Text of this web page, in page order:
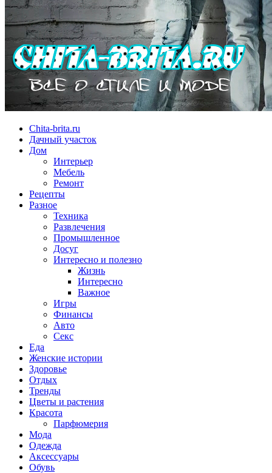
Chita-brita.ru
Дачный участок
Дом
Интерьер
Мебель
Ремонт
Рецепты
Разное
Техника
Развлечения
Промышленное
Досуг
Интересно и полезно
Жизнь
Интересно
Важное
Игры
Финансы
Авто
Секс
Еда
Женские истории
Здоровье
Отдых
Тренды
Цветы и растения
Красота
Парфюмерия
Мода
Одежда
Аксессуары
Обувь